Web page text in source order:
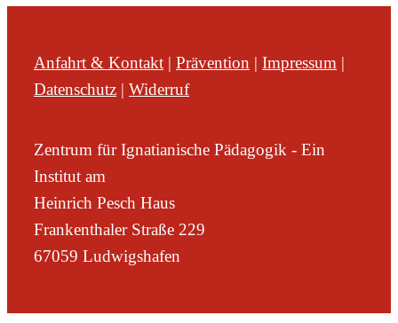
Anfahrt & Kontakt | Prävention | Impressum |
Datenschutz | Widerruf
Zentrum für Ignatianische Pädagogik - Ein
Institut am
Heinrich Pesch Haus
Frankenthaler Straße 229
67059 Ludwigshafen